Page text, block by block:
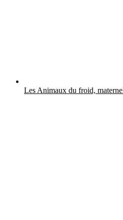
Les Animaux du froid,